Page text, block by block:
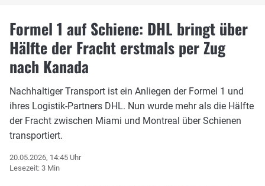
Formel 1 auf Schiene: DHL bringt über
Hälfte der Fracht erstmals per Zug
nach Kanada
Nachhaltiger Transport ist ein Anliegen der Formel 1 und
ihres Logistik-Partners DHL. Nun wurde mehr als die Hälfte
der Fracht zwischen Miami und Montreal über Schienen
transportiert.
20.05.2026, 14:45 Uhr
Lesezeit: 3 Min